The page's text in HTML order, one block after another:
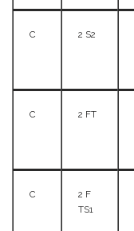
C 2 S2
C 2 FT
C
2 F
TS1